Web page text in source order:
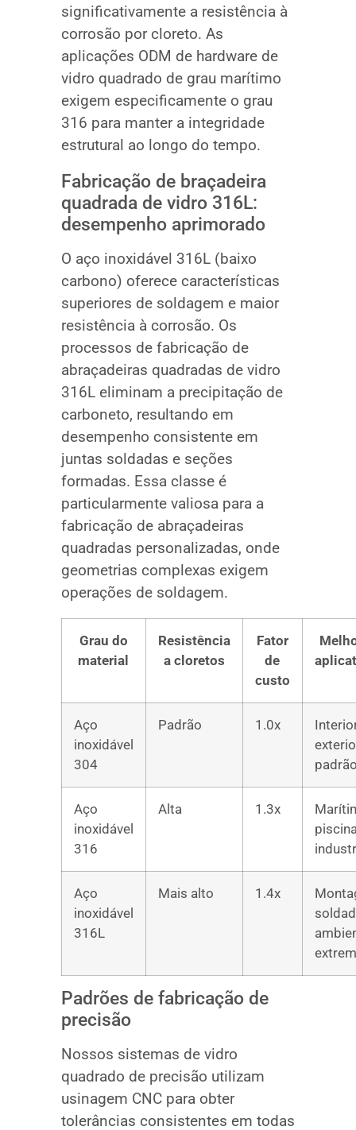
significativamente a resistência à
corrosão por cloreto. As
aplicações ODM de hardware de
vidro quadrado de grau marítimo
exigem especificamente o grau
316 para manter a integridade
estrutural ao longo do tempo.
Fabricação de braçadeira
quadrada de vidro 316L:
desempenho aprimorado
O aço inoxidável 316L (baixo
carbono) oferece características
superiores de soldagem e maior
resistência à corrosão. Os
processos de fabricação de
abraçadeiras quadradas de vidro
316L eliminam a precipitação de
carboneto, resultando em
desempenho consistente em
juntas soldadas e seções
formadas. Essa classe é
particularmente valiosa para a
fabricação de abraçadeiras
quadradas personalizadas, onde
geometrias complexas exigem
operações de soldagem.
Grau do
material
Resistência
a cloretos
Fator
de
custo
Aço
inoxidável
304
Padrão 1.0x
Aço
inoxidável
316
Alta 1.3x
Aço
inoxidável
316L
Mais alto 1.4x
Padrões de fabricação de
precisão
Nossos sistemas de vidro
quadrado de precisão utilizam
usinagem CNC para obter
tolerâncias consistentes em todas